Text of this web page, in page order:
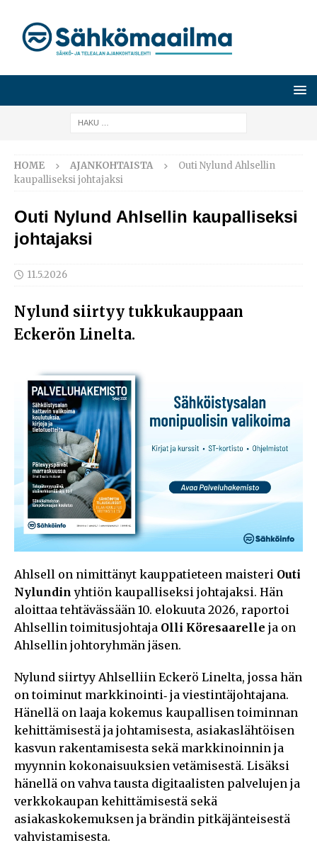
HOME AJANKOHTAISTA
Outi Nylund Ahlsellin
kaupalliseksi johtajaksi
Outi Nylund Ahlsellin kaupalliseksi
johtajaksi
11.5.2026
Nylund siirtyy tukkukauppaan
Eckerön Linelta.
Ahlsell on nimittänyt kauppatieteen maisteri Outi
Nylundin yhtiön kaupalliseksi johtajaksi. Hän
aloittaa tehtävässään 10. elokuuta 2026, raportoi
Ahlsellin toimitusjohtaja Olli Köresaarelle ja on
Ahlsellin johtoryhmän jäsen.
Nylund siirtyy Ahlselliin Eckerö Linelta, jossa hän
on toiminut markkinointi‑ ja viestintäjohtajana.
Hänellä on laaja kokemus kaupallisen toiminnan
kehittämisestä ja johtamisesta, asiakaslähtöisen
kasvun rakentamisesta sekä markkinoinnin ja
myynnin kokonaisuuksien vetämisestä. Lisäksi
hänellä on vahva tausta digitaalisten palvelujen ja
verkkokaupan kehittämisestä sekä
asiakaskokemuksen ja brändin pitkäjänteisestä
vahvistamisesta.